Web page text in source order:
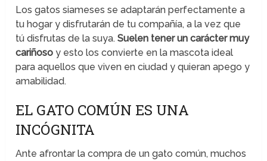
Los gatos siameses se adaptarán perfectamente a
tu hogar y disfrutarán de tu compañía, a la vez que
tú disfrutas de la suya.Suelen tener un carácter muy
cariñoso y esto los convierte en la mascota ideal
para aquellos que viven en ciudad y quieran apego y
amabilidad.
EL GATO COMÚN ES UNA
INCÓGNITA
Ante afrontar la compra de un gato común, muchos